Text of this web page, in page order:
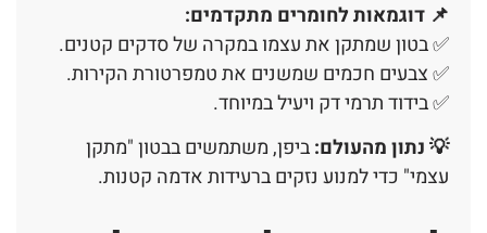
📌 דוגמאות לחומרים מתקדמים:
✅ בטון שמתקן את עצמו במקרה של סדקים קטנים.
✅ צבעים חכמים שמשנים את טמפרטורת הקירות.
✅ בידוד תרמי דק ויעיל במיוחד.
💡 נתון מהעולם:ביפן, משתמשים בבטון "מתקן
עצמי" כדי למנוע נזקים ברעידות אדמה קטנות.